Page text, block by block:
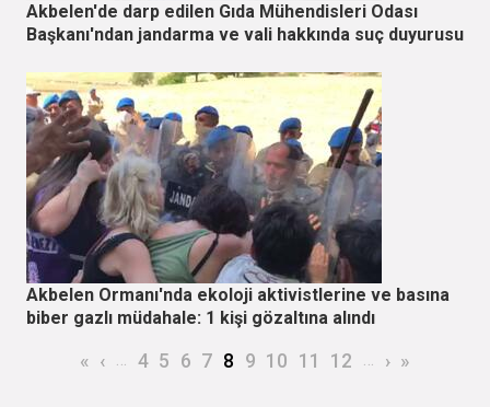
Akbelen'de darp edilen Gıda Mühendisleri Odası
Başkanı'ndan jandarma ve vali hakkında suç duyurusu
Akbelen Ormanı'nda ekoloji aktivistlerine ve basına
biber gazlı müdahale: 1 kişi gözaltına alındı
Sayfalama
İlk sayfa
« Önceki sayfa
‹ … Page
4 Page
5 Page
6 Page
7 Şu an kullanılan sayfa
8 Page
9 Page
10 Page
11 Page
12 … Sonraki
› Son sayfa
»